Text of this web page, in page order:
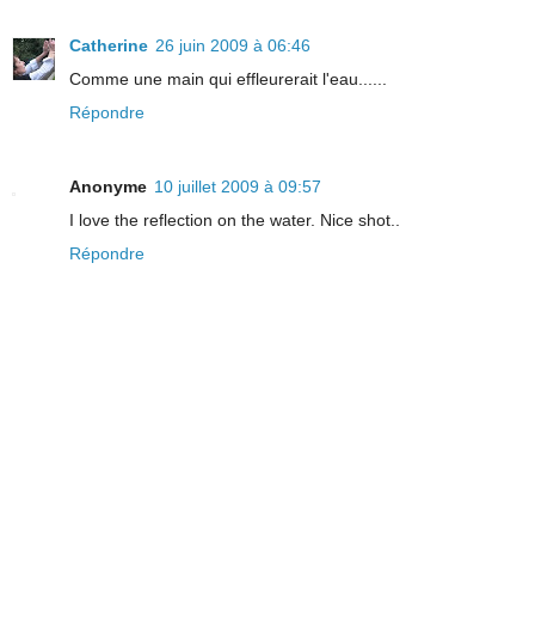
Catherine 26 juin 2009 à 06:46
Comme une main qui effleurerait l'eau......
Répondre
Anonyme 10 juillet 2009 à 09:57
I love the reflection on the water. Nice shot..
Répondre